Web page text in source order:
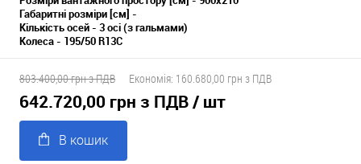
Габаритні розміри [см] -
Кількість осей - 3 осі (з гальмами)
Колеса - 195/50 R13C
803.400,00 грн з ПДВ Економія: 160.680,00 грн з ПДВ
642.720,00 грн з ПДВ/ шт
В кошик